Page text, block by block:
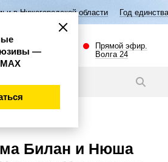
области Год единства народов России
Прямой эфир.
Волга 24
Билан и Нюша
—
МАХ